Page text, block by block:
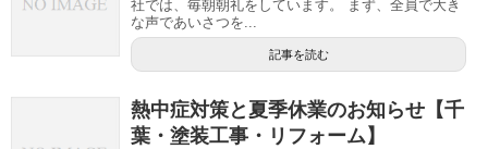
社では、毎朝朝礼をしています。 まず、全員で大き
な声であいさつを...
記事を読む
熱中症対策と夏季休業のお知らせ【千
葉・塗装工事・リフォーム】